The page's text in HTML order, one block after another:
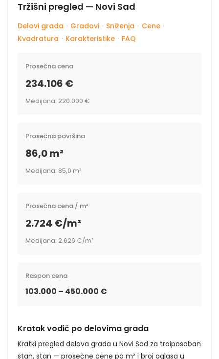
Tržišni pregled — Novi Sad
Delovi grada · Gradovi · Sniženja · Cene ·
Kvadratura · Karakteristike · FAQ
Prosečna cena
234.106 €
Medijana: 220.000 €
Prosečna površina
86,0 m²
Medijana: 85,0 m²
Prosečna cena / m²
2.724 €/m²
Medijana: 2.626 €/m²
Raspon cena
103.000 – 450.000 €
Kratak vodič po delovima grada
Kratki pregled delova grada u Novi Sad za troiposoban
stan, stan — prosečne cene po m² i broj oglasa u